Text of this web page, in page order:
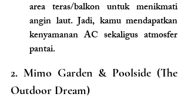
area teras/balkon untuk menikmati
angin laut. Jadi, kamu mendapatkan
kenyamanan AC sekaligus atmosfer
pantai.
2. Mimo Garden & Poolside (The
Outdoor Dream)